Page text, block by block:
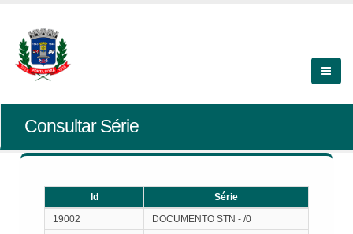
Consultar Série
Id
Série
Série
19002
DOCUMENTO STN - /0